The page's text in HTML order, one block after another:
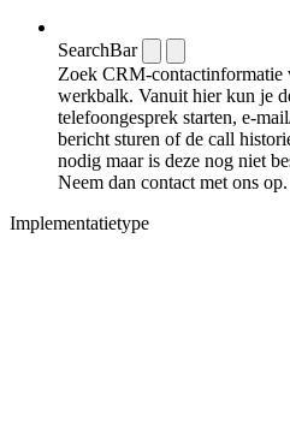
SearchBar
Zoek CRM-contactinformatie
werkbalk. Vanuit hier kun je
telefoongesprek starten, e-
bericht sturen of de call
nodig maar is deze nog niet
Neem dan contact met ons op.
Implementatietype